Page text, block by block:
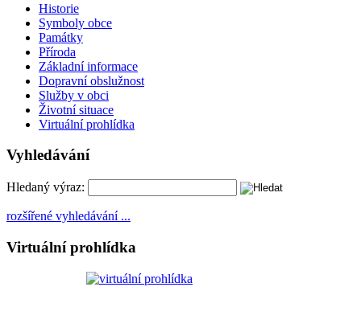
Historie
Symboly obce
Památky
Příroda
Základní informace
Dopravní obslužnost
Služby v obci
Životní situace
Virtuální prohlídka
Vyhledávání
Hledaný výraz:
rozšířené vyhledávání ...
Virtuální prohlídka